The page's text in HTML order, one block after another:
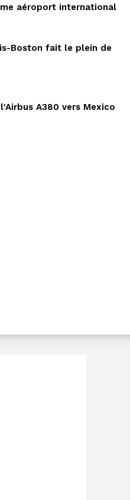
aéroport international
Boston fait le plein de
A380 vers Mexico